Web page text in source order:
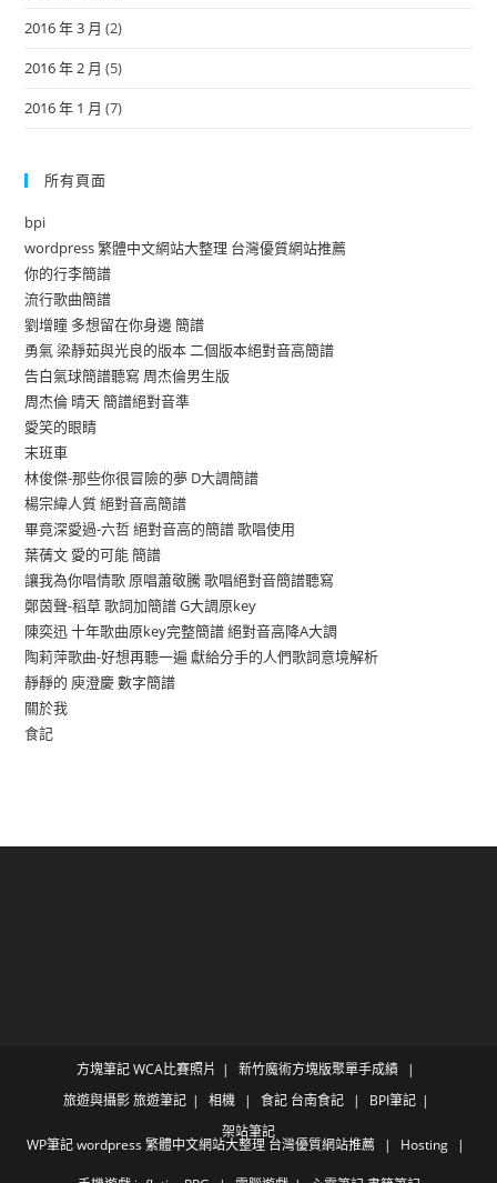
2016 年 3 月 (2)
2016 年 2 月 (5)
2016 年 1 月 (7)
所有頁面
bpi
wordpress 繁體中文網站大整理 台灣優質網站推薦
你的行李簡譜
流行歌曲簡譜
劉增瞳 多想留在你身邊 簡譜
勇氣 梁靜茹與光良的版本 二個版本絕對音高簡譜
告白氣球簡譜聽寫 周杰倫男生版
周杰倫 晴天 簡譜絕對音準
愛笑的眼睛
末班車
林俊傑-那些你很冒險的夢 D大調簡譜
楊宗緯人質 絕對音高簡譜
畢竟深愛過-六哲 絕對音高的簡譜 歌唱使用
葉蒨文 愛的可能 簡譜
讓我為你唱情歌 原唱蕭敬騰 歌唱絕對音簡譜聽寫
鄭茵聲-稻草 歌詞加簡譜 G大調原key
陳奕迅 十年歌曲原key完整簡譜 絕對音高降A大調
陶莉萍歌曲-好想再聽一遍 獻給分手的人們歌詞意境解析
靜靜的 庾澄慶 數字簡譜
關於我
食記
方塊筆記WCA比賽照片
新竹魔術方塊版聚單手成績
旅遊與攝影 旅遊筆記 相機 食記 台南食記
BPI筆記
架站筆記
WP筆記wordpress 繁體中文網站大整理 台灣優質網站推薦 Hosting